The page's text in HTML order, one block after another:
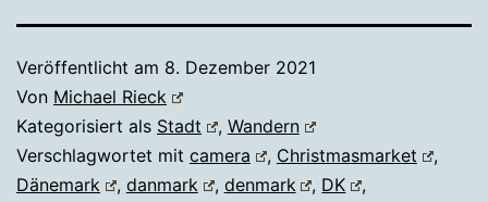
Veröffentlicht am 8. Dezember 2021
Von Michael Rieck
Kategorisiert als Stadt , Wandern
Verschlagwortet mit camera , Christmasmarket
,
Dänemark
, danmark , denmark , DK
,